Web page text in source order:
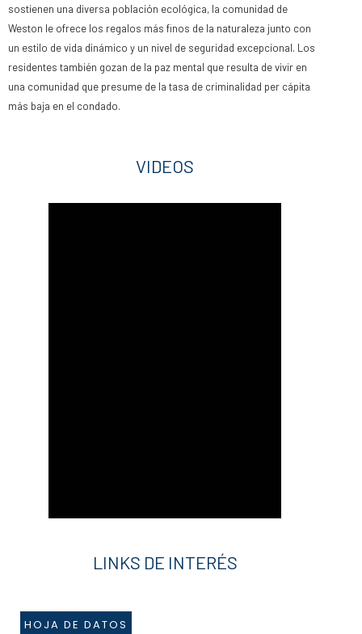
sostienen una diversa población ecológica, la comunidad de
Weston le ofrece los regalos más finos de la naturaleza junto con
un estilo de vida dinámico y un nivel de seguridad excepcional. Los
residentes también gozan de la paz mental que resulta de vivir en
una comunidad que presume de la tasa de criminalidad per cápita
más baja en el condado.
VIDEOS
LINKS DE INTERÉS
HOJA DE DATOS